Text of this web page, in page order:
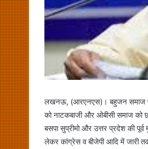
लखनऊ, (आरएनएस)। बहुजन समाज
को नाटकबाजी और ओबीसी समाज को
बसपा सुप्रीमो और उत्तर प्रदेश की
लेकर कांग्रेस व बीजेपी आदि में जारी